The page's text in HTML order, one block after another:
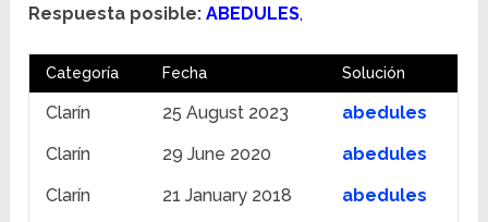
Respuesta posible: ABEDULES,
Categoría Fecha Solución
Clarín 25 August 2023
abedules
Clarín
29 June 2020
abedules
Clarín
21 January 2018
abedules